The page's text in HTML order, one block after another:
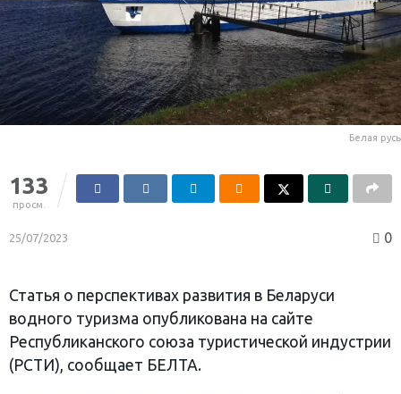
Белая русь
133
просм.
25/07/2023 0
Статья о перспективах развития в Беларуси
водного туризма опубликована на сайте
Республиканского союза туристической индустрии
(РСТИ), сообщает БЕЛТА.